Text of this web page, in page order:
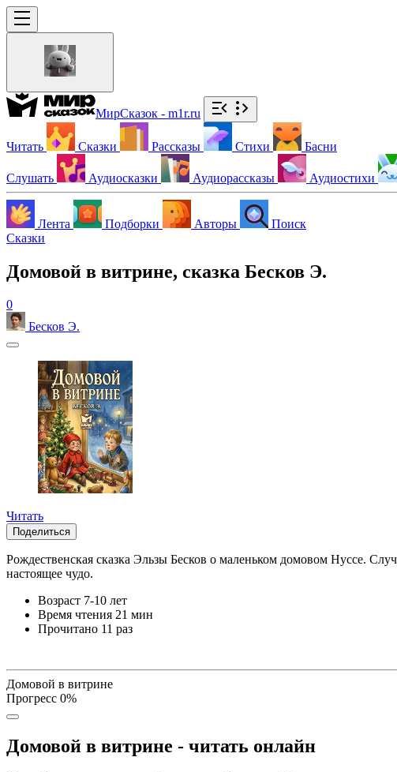
МирСказок - m1r.ru
Читать Сказки Рассказы Стихи Басни
Слушать Аудиосказки Аудиорассказы Аудиостихи
Лента Подборки Авторы
Поиск
Сказки
Домовой в витрине, сказка Бесков Э.
0
Бесков Э.
Читать
Поделиться
Рождественская сказка Эльзы Бесков о маленьком домовом Нуссе.
настоящее чудо.
Возраст 7-10 лет
Время чтения 21 мин
Прочитано 11 раз
Домовой в витрине
Прогресс 0%
Домовой в витрине - читать онлайн